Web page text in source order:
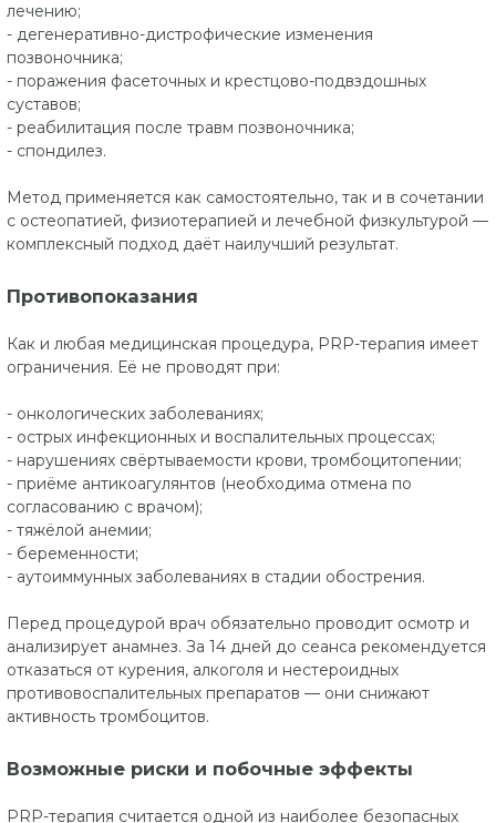
лечению;
- дегенеративно-дистрофические изменения
позвоночника;
- поражения фасеточных и крестцово-подвздошных
суставов;
- реабилитация после травм позвоночника;
- спондилез.
Метод применяется как самостоятельно, так и в сочетании
с остеопатией, физиотерапией и лечебной физкультурой —
комплексный подход даёт наилучший результат.
Противопоказания
Как и любая медицинская процедура, PRP-терапия имеет
ограничения. Её не проводят при:
- онкологических заболеваниях;
- острых инфекционных и воспалительных процессах;
- нарушениях свёртываемости крови, тромбоцитопении;
- приёме антикоагулянтов (необходима отмена по
согласованию с врачом);
- тяжёлой анемии;
- беременности;
- аутоиммунных заболеваниях в стадии обострения.
Перед процедурой врач обязательно проводит осмотр и
анализирует анамнез. За 14 дней до сеанса рекомендуется
отказаться от курения, алкоголя и нестероидных
противовоспалительных препаратов — они снижают
активность тромбоцитов.
Возможные риски и побочные эффекты
PRP-терапия считается одной из наиболее безопасных